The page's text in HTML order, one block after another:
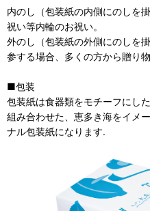
内のし（包装紙の内側にのしを
祝い等内輪のお祝い。
外のし（包装紙の外側にのしを
参する場合、多くの方から贈り物
■包装
包装紙は食器類をモチーフにし
組み合わせた、恵多き海をイメ
ナル包装紙になります.